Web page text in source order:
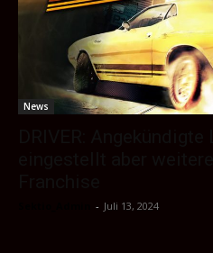
News
- Juli 13, 2024